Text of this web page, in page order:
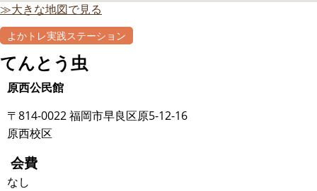
≫大きな地図で見る
よかトレ実践ステーション
てんとう虫
原西公民館
〒814-0022 福岡市早良区原5-12-16
原西校区
会費
なし